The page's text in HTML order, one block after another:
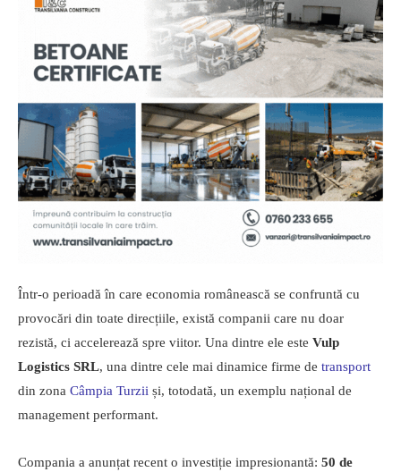
Într-o perioadă în care economia românească se confruntă cu
provocări din toate direcțiile, există companii care nu doar
rezistă, ci accelerează spre viitor. Una dintre ele este Vulp
Logistics SRL, una dintre cele mai dinamice firme de transport
din zona Câmpia Turzii și, totodată, un exemplu național de
management performant.
Compania a anunțat recent o investiție impresionantă: 50 de